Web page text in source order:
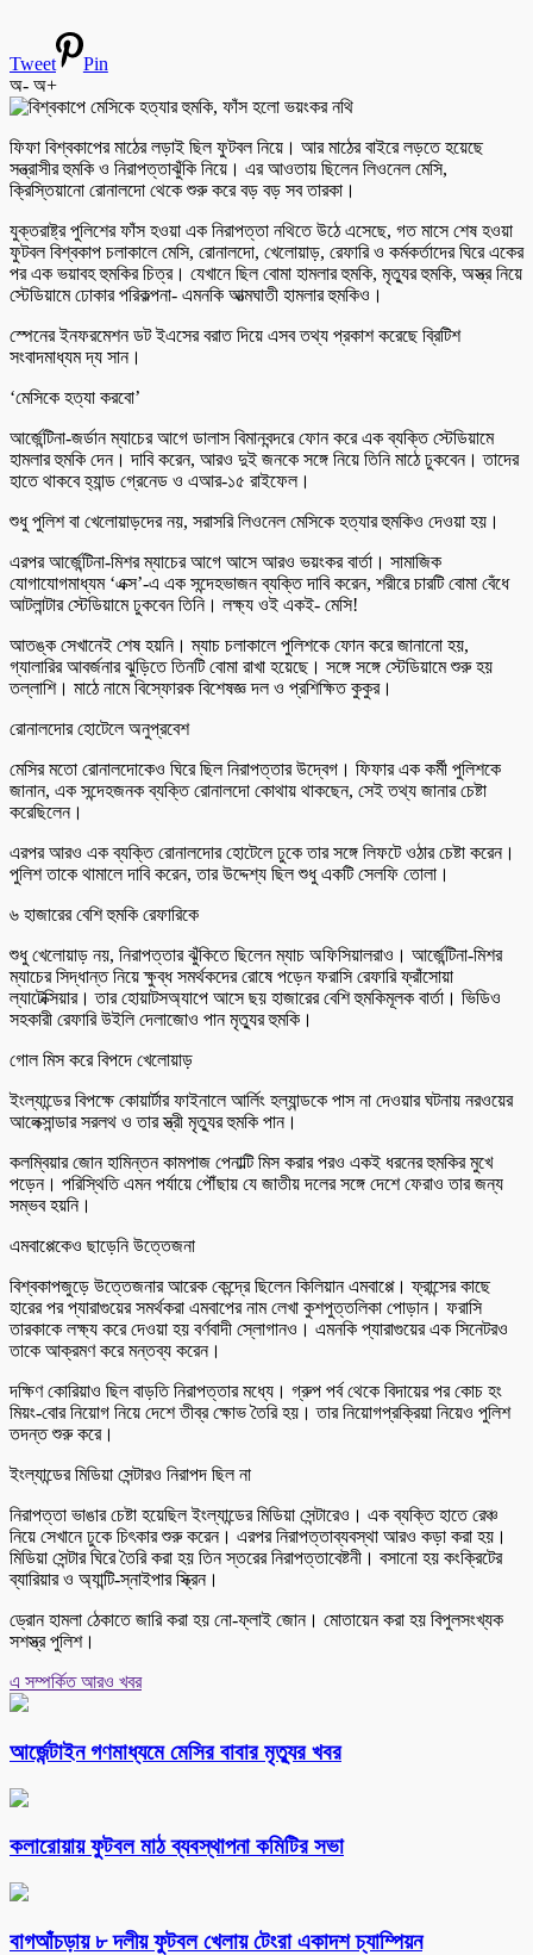
Tweet
Pin
অ- অ+
ফিফা বিশ্বকাপের মাঠের লড়াই ছিল ফুটবল নিয়ে। আর মাঠের বাইরে লড়তে হয়েছে
সন্ত্রাসীর হুমকি ও নিরাপত্তাঝুঁকি নিয়ে। এর আওতায় ছিলেন লিওনেল মেসি,
ক্রিস্তিয়ানো রোনালদো থেকে শুরু করে বড় বড় সব তারকা।
যুক্তরাষ্ট্র পুলিশের ফাঁস হওয়া এক নিরাপত্তা নথিতে উঠে এসেছে, গত মাসে শেষ হওয়া
ফুটবল বিশ্বকাপ চলাকালে মেসি, রোনালদো, খেলোয়াড়, রেফারি ও কর্মকর্তাদের ঘিরে একের
পর এক ভয়াবহ হুমকির চিত্র। যেখানে ছিল বোমা হামলার হুমকি, মৃত্যুর হুমকি, অস্ত্র নিয়ে
স্টেডিয়ামে ঢোকার পরিকল্পনা- এমনকি আত্মঘাতী হামলার হুমকিও।
স্পেনের ইনফরমেশন ডট ইএসের বরাত দিয়ে এসব তথ্য প্রকাশ করেছে ব্রিটিশ
সংবাদমাধ্যম দ্য সান।
‘মেসিকে হত্যা করবো’
আর্জেন্টিনা-জর্ডান ম্যাচের আগে ডালাস বিমানবন্দরে ফোন করে এক ব্যক্তি স্টেডিয়ামে
হামলার হুমকি দেন। দাবি করেন, আরও দুই জনকে সঙ্গে নিয়ে তিনি মাঠে ঢুকবেন। তাদের
হাতে থাকবে হ্যান্ড গ্রেনেড ও এআর-১৫ রাইফেল।
শুধু পুলিশ বা খেলোয়াড়দের নয়, সরাসরি লিওনেল মেসিকে হত্যার হুমকিও দেওয়া হয়।
এরপর আর্জেন্টিনা-মিশর ম্যাচের আগে আসে আরও ভয়ংকর বার্তা। সামাজিক
যোগাযোগমাধ্যম ‘এক্স’-এ এক সন্দেহভাজন ব্যক্তি দাবি করেন, শরীরে চারটি বোমা বেঁধে
আটলান্টার স্টেডিয়ামে ঢুকবেন তিনি। লক্ষ্য ওই একই- মেসি!
আতঙ্ক সেখানেই শেষ হয়নি। ম্যাচ চলাকালে পুলিশকে ফোন করে জানানো হয়,
গ্যালারির আবর্জনার ঝুড়িতে তিনটি বোমা রাখা হয়েছে। সঙ্গে সঙ্গে স্টেডিয়ামে শুরু হয়
তল্লাশি। মাঠে নামে বিস্ফোরক বিশেষজ্ঞ দল ও প্রশিক্ষিত কুকুর।
রোনালদোর হোটেলে অনুপ্রবেশ
মেসির মতো রোনালদোকেও ঘিরে ছিল নিরাপত্তার উদ্বেগ। ফিফার এক কর্মী পুলিশকে
জানান, এক সন্দেহজনক ব্যক্তি রোনালদো কোথায় থাকছেন, সেই তথ্য জানার চেষ্টা
করেছিলেন।
এরপর আরও এক ব্যক্তি রোনালদোর হোটেলে ঢুকে তার সঙ্গে লিফটে ওঠার চেষ্টা করেন।
পুলিশ তাকে থামালে দাবি করেন, তার উদ্দেশ্য ছিল শুধু একটি সেলফি তোলা।
৬ হাজারের বেশি হুমকি রেফারিকে
শুধু খেলোয়াড় নয়, নিরাপত্তার ঝুঁকিতে ছিলেন ম্যাচ অফিসিয়ালরাও। আর্জেন্টিনা-মিশর
ম্যাচের সিদ্ধান্ত নিয়ে ক্ষুব্ধ সমর্থকদের রোষে পড়েন ফরাসি রেফারি ফ্রাঁসোয়া
ল্যাটেক্সিয়ার। তার হোয়াটসঅ্যাপে আসে ছয় হাজারের বেশি হুমকিমূলক বার্তা। ভিডিও
সহকারী রেফারি উইলি দেলাজোও পান মৃত্যুর হুমকি।
গোল মিস করে বিপদে খেলোয়াড়
ইংল্যান্ডের বিপক্ষে কোয়ার্টার ফাইনালে আর্লিং হল্যান্ডকে পাস না দেওয়ার ঘটনায় নরওয়ের
আলেক্সান্ডার সরলথ ও তার স্ত্রী মৃত্যুর হুমকি পান।
কলম্বিয়ার জোন হামিন্তন কামপাজ পেনাল্টি মিস করার পরও একই ধরনের হুমকির মুখে
পড়েন। পরিস্থিতি এমন পর্যায়ে পৌঁছায় যে জাতীয় দলের সঙ্গে দেশে ফেরাও তার জন্য
সম্ভব হয়নি।
এমবাপ্পেকেও ছাড়েনি উত্তেজনা
বিশ্বকাপজুড়ে উত্তেজনার আরেক কেন্দ্রে ছিলেন কিলিয়ান এমবাপ্পে। ফ্রান্সের কাছে
হারের পর প্যারাগুয়ের সমর্থকরা এমবাপের নাম লেখা কুশপুত্তলিকা পোড়ান। ফরাসি
তারকাকে লক্ষ্য করে দেওয়া হয় বর্ণবাদী স্লোগানও। এমনকি প্যারাগুয়ের এক সিনেটরও
তাকে আক্রমণ করে মন্তব্য করেন।
দক্ষিণ কোরিয়াও ছিল বাড়তি নিরাপত্তার মধ্যে। গ্রুপ পর্ব থেকে বিদায়ের পর কোচ হং
মিয়ং-বোর নিয়োগ নিয়ে দেশে তীব্র ক্ষোভ তৈরি হয়। তার নিয়োগপ্রক্রিয়া নিয়েও পুলিশ
তদন্ত শুরু করে।
ইংল্যান্ডের মিডিয়া সেন্টারও নিরাপদ ছিল না
নিরাপত্তা ভাঙার চেষ্টা হয়েছিল ইংল্যান্ডের মিডিয়া সেন্টারেও। এক ব্যক্তি হাতে রেঞ্চ
নিয়ে সেখানে ঢুকে চিৎকার শুরু করেন। এরপর নিরাপত্তাব্যবস্থা আরও কড়া করা হয়।
মিডিয়া সেন্টার ঘিরে তৈরি করা হয় তিন স্তরের নিরাপত্তাবেষ্টনী। বসানো হয় কংক্রিটের
ব্যারিয়ার ও অ্যান্টি-স্নাইপার স্ক্রিন।
ড্রোন হামলা ঠেকাতে জারি করা হয় নো-ফ্লাই জোন। মোতায়েন করা হয় বিপুলসংখ্যক
সশস্ত্র পুলিশ।
এ সম্পর্কিত আরও খবর
আর্জেন্টাইন গণমাধ্যমে মেসির বাবার মৃত্যুর খবর
কলারোয়ায় ফুটবল মাঠ ব্যবস্থাপনা কমিটির সভা
বাগআঁচড়ায় ৮ দলীয় ফুটবল খেলায় টেংরা একাদশ চ্যাম্পিয়ন